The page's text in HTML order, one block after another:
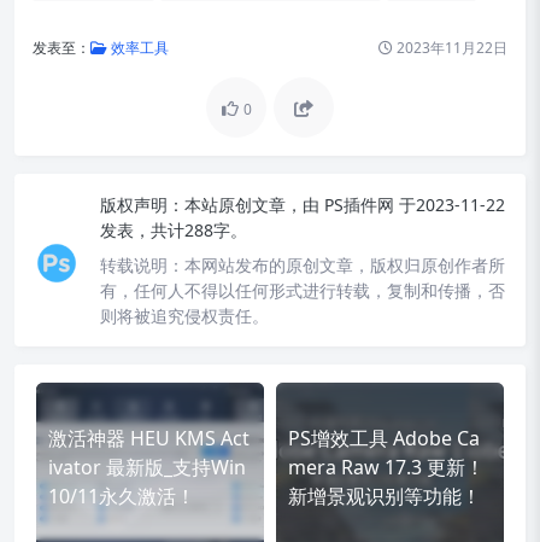
发表至： 效率工具 2023年11月22日
0
版权声明： 本站原创文章，由 PS插件网 于2023-11-22
发表，共计288字。
转载说明： 本网站发布的原创文章，版权归原创作者所
有，任何人不得以任何形式进行转载，复制和传播，否
则将被追究侵权责任。
激活神器 HEU KMS Act
ivator 最新版_支持Win
10/11永久激活！
PS增效工具 Adobe Ca
mera Raw 17.3 更新！
新增景观识别等功能！